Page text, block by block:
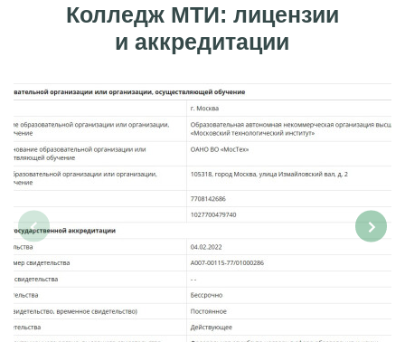
Колледж МТИ: лицензии
и аккредитации
‹ ›